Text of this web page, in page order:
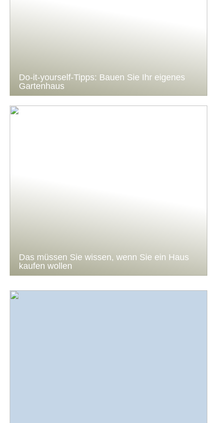
Do-it-yourself-Tipps: Bauen Sie Ihr eigenes
Gartenhaus
Das müssen Sie wissen, wenn Sie ein Haus
kaufen wollen